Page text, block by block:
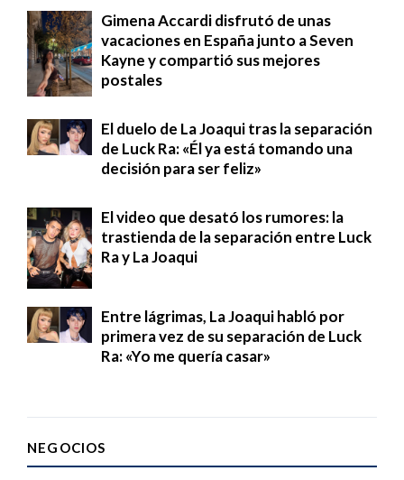
Gimena Accardi disfrutó de unas
vacaciones en España junto a Seven
Kayne y compartió sus mejores
postales
El duelo de La Joaqui tras la separación
de Luck Ra: «Él ya está tomando una
decisión para ser feliz»
El video que desató los rumores: la
trastienda de la separación entre Luck
Ra y La Joaqui
Entre lágrimas, La Joaqui habló por
primera vez de su separación de Luck
Ra: «Yo me quería casar»
NEGOCIOS